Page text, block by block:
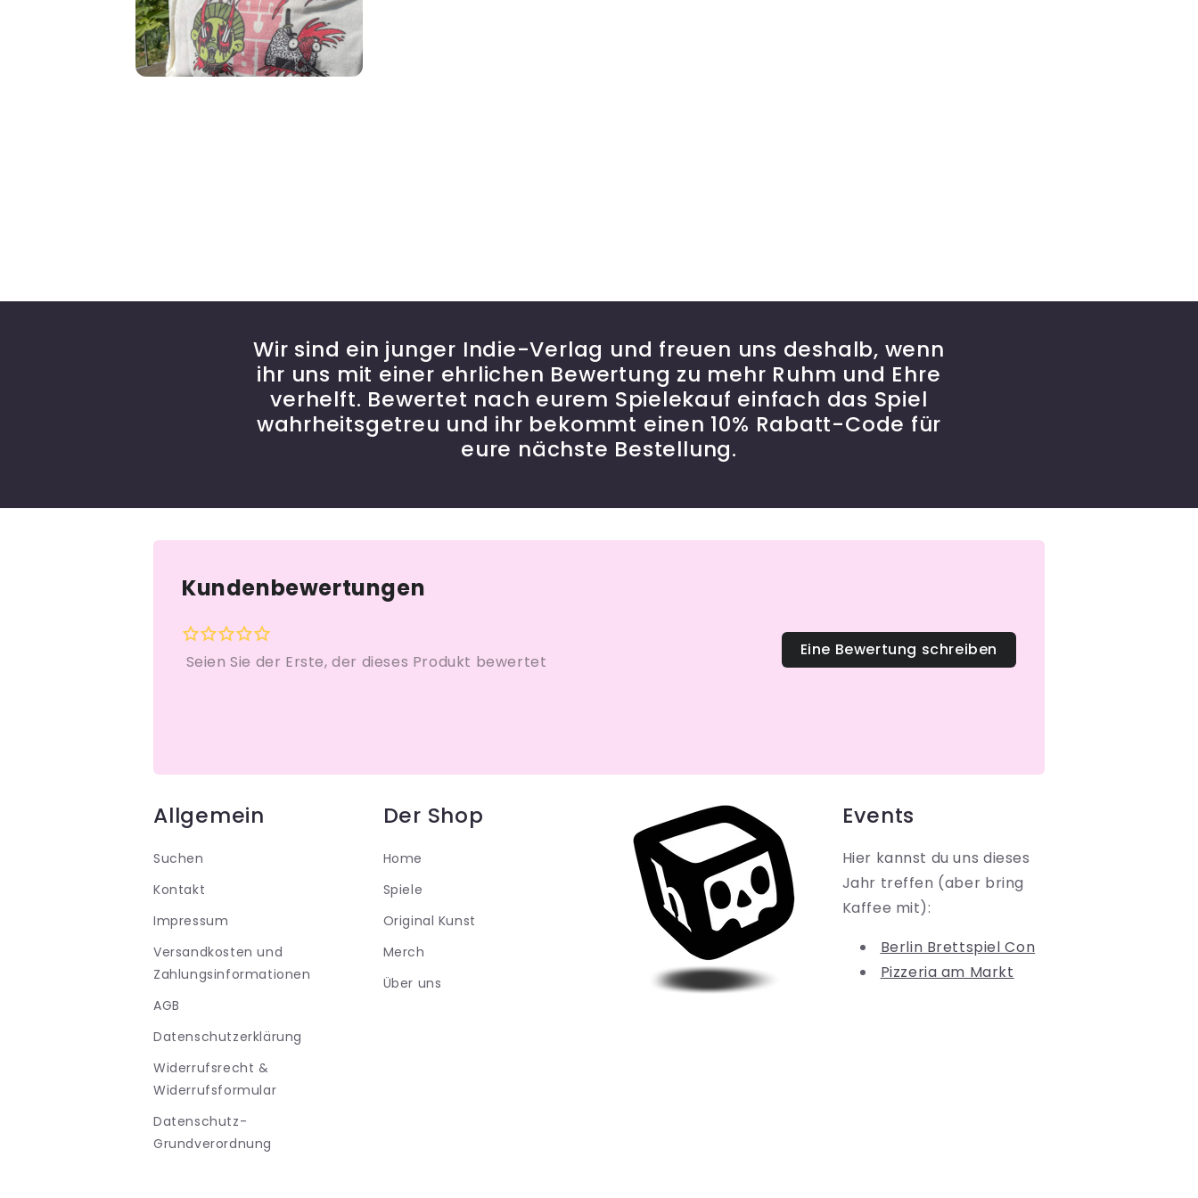
Wir sind ein junger Indie-Verlag und freuen uns deshalb, wenn
ihr uns mit einer ehrlichen Bewertung zu mehr Ruhm und Ehre
verhelft. Bewertet nach eurem Spielekauf einfach das Spiel
wahrheitsgetreu und ihr bekommt einen 10% Rabatt-Code für
eure nächste Bestellung.
Kundenbewertungen
Eine Bewertung schreiben
Allgemein
Suchen
Kontakt
Impressum
Versandkosten und
Zahlungsinformationen
AGB
Datenschutzerklärung
Widerrufsrecht &
Widerrufsformular
Datenschutz-
Grundverordnung
Der Shop
Home
Spiele
Original Kunst
Merch
Über uns
Events
Hier kannst du uns dieses
Jahr treffen (aber bring
Kaffee mit):
Berlin Brettspiel Con
Pizzeria am Markt